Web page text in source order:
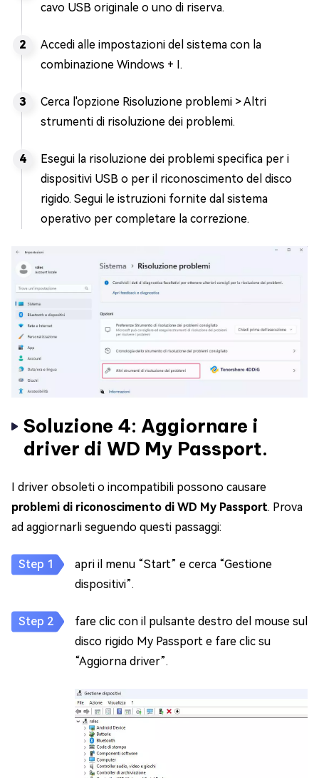
cavo USB originale o uno di riserva.
Accedi alle impostazioni del sistema con la
combinazione Windows + I.
Cerca l'opzione Risoluzione problemi > Altri
strumenti di risoluzione dei problemi.
Esegui la risoluzione dei problemi specifica per i
dispositivi USB o per il riconoscimento del disco
rigido. Segui le istruzioni fornite dal sistema
operativo per completare la correzione.
Soluzione 4: Aggiornare i
driver di WD My Passport.
I driver obsoleti o incompatibili possono causare
problemi di riconoscimento di WD My Passport. Prova
ad aggiornarli seguendo questi passaggi:
apri il menu “Start” e cerca “Gestione
dispositivi”.
fare clic con il pulsante destro del mouse sul
disco rigido My Passport e fare clic su
“Aggiorna driver”.